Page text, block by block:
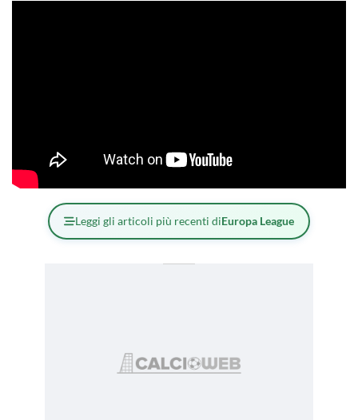
Leggi gli articoli più recenti diEuropa League